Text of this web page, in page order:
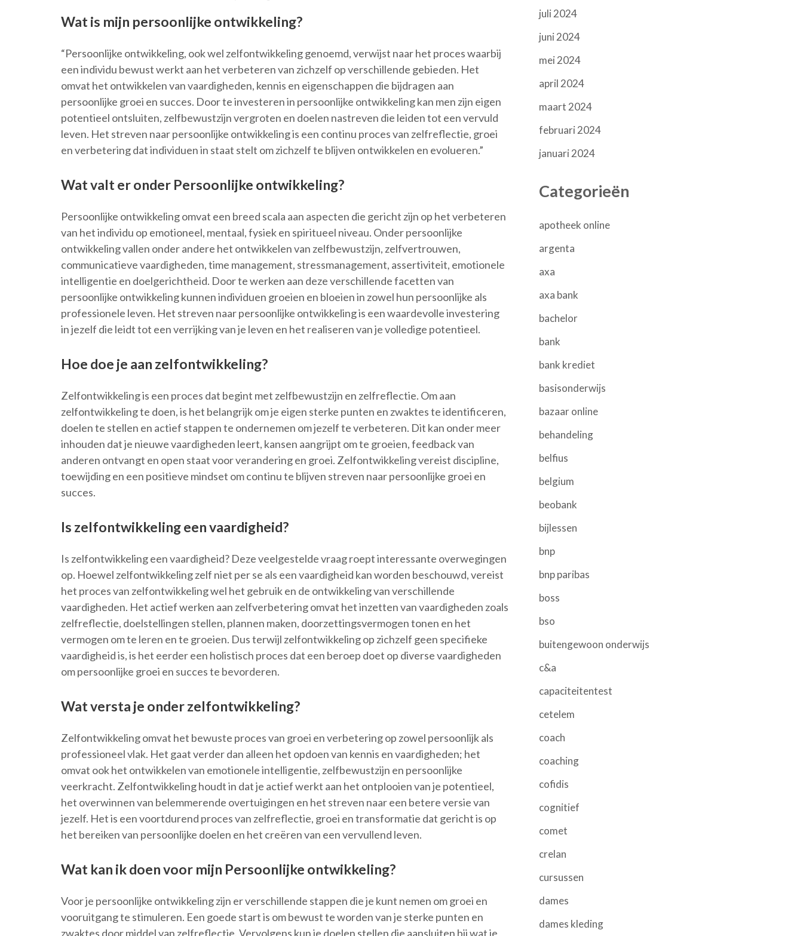
Wat is mijn persoonlijke ontwikkeling?
“Persoonlijke ontwikkeling, ook wel zelfontwikkeling genoemd, verwijst naar het proces waarbij
een individu bewust werkt aan het verbeteren van zichzelf op verschillende gebieden. Het
omvat het ontwikkelen van vaardigheden, kennis en eigenschappen die bijdragen aan
persoonlijke groei en succes. Door te investeren in persoonlijke ontwikkeling kan men zijn eigen
potentieel ontsluiten, zelfbewustzijn vergroten en doelen nastreven die leiden tot een vervuld
leven. Het streven naar persoonlijke ontwikkeling is een continu proces van zelfreflectie, groei
en verbetering dat individuen in staat stelt om zichzelf te blijven ontwikkelen en evolueren.”
Wat valt er onder Persoonlijke ontwikkeling?
Persoonlijke ontwikkeling omvat een breed scala aan aspecten die gericht zijn op het verbeteren
van het individu op emotioneel, mentaal, fysiek en spiritueel niveau. Onder persoonlijke
ontwikkeling vallen onder andere het ontwikkelen van zelfbewustzijn, zelfvertrouwen,
communicatieve vaardigheden, time management, stressmanagement, assertiviteit, emotionele
intelligentie en doelgerichtheid. Door te werken aan deze verschillende facetten van
persoonlijke ontwikkeling kunnen individuen groeien en bloeien in zowel hun persoonlijke als
professionele leven. Het streven naar persoonlijke ontwikkeling is een waardevolle investering
in jezelf die leidt tot een verrijking van je leven en het realiseren van je volledige potentieel.
Hoe doe je aan zelfontwikkeling?
Zelfontwikkeling is een proces dat begint met zelfbewustzijn en zelfreflectie. Om aan
zelfontwikkeling te doen, is het belangrijk om je eigen sterke punten en zwaktes te identificeren,
doelen te stellen en actief stappen te ondernemen om jezelf te verbeteren. Dit kan onder meer
inhouden dat je nieuwe vaardigheden leert, kansen aangrijpt om te groeien, feedback van
anderen ontvangt en open staat voor verandering en groei. Zelfontwikkeling vereist discipline,
toewijding en een positieve mindset om continu te blijven streven naar persoonlijke groei en
succes.
Is zelfontwikkeling een vaardigheid?
Is zelfontwikkeling een vaardigheid? Deze veelgestelde vraag roept interessante overwegingen
op. Hoewel zelfontwikkeling zelf niet per se als een vaardigheid kan worden beschouwd, vereist
het proces van zelfontwikkeling wel het gebruik en de ontwikkeling van verschillende
vaardigheden. Het actief werken aan zelfverbetering omvat het inzetten van vaardigheden zoals
zelfreflectie, doelstellingen stellen, plannen maken, doorzettingsvermogen tonen en het
vermogen om te leren en te groeien. Dus terwijl zelfontwikkeling op zichzelf geen specifieke
vaardigheid is, is het eerder een holistisch proces dat een beroep doet op diverse vaardigheden
om persoonlijke groei en succes te bevorderen.
Wat versta je onder zelfontwikkeling?
Zelfontwikkeling omvat het bewuste proces van groei en verbetering op zowel persoonlijk als
professioneel vlak. Het gaat verder dan alleen het opdoen van kennis en vaardigheden; het
omvat ook het ontwikkelen van emotionele intelligentie, zelfbewustzijn en persoonlijke
veerkracht. Zelfontwikkeling houdt in dat je actief werkt aan het ontplooien van je potentieel,
het overwinnen van belemmerende overtuigingen en het streven naar een betere versie van
jezelf. Het is een voortdurend proces van zelfreflectie, groei en transformatie dat gericht is op
het bereiken van persoonlijke doelen en het creëren van een vervullend leven.
Wat kan ik doen voor mijn Persoonlijke ontwikkeling?
Voor je persoonlijke ontwikkeling zijn er verschillende stappen die je kunt nemen om groei en
vooruitgang te stimuleren. Een goede start is om bewust te worden van je sterke punten en
zwaktes door middel van zelfreflectie. Vervolgens kun je doelen stellen die aansluiten bij wat je
juli 2024
juni 2024
mei 2024
april 2024
maart 2024
februari 2024
januari 2024
Categorieën
apotheek online
argenta
axa
axa bank
bachelor
bank
bank krediet
basisonderwijs
bazaar online
behandeling
belfius
belgium
beobank
bijlessen
bnp
bnp paribas
boss
bso
buitengewoon onderwijs
c&a
capaciteitentest
cetelem
coach
coaching
cofidis
cognitief
comet
crelan
cursussen
dames
dames kleding